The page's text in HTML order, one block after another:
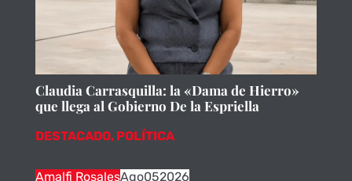
Claudia Carrasquilla: la «Dama de Hierro»
que llega al Gobierno De la Espriella
DESTACADO, POLÍTICA
Amalfi RosalesAgo052026